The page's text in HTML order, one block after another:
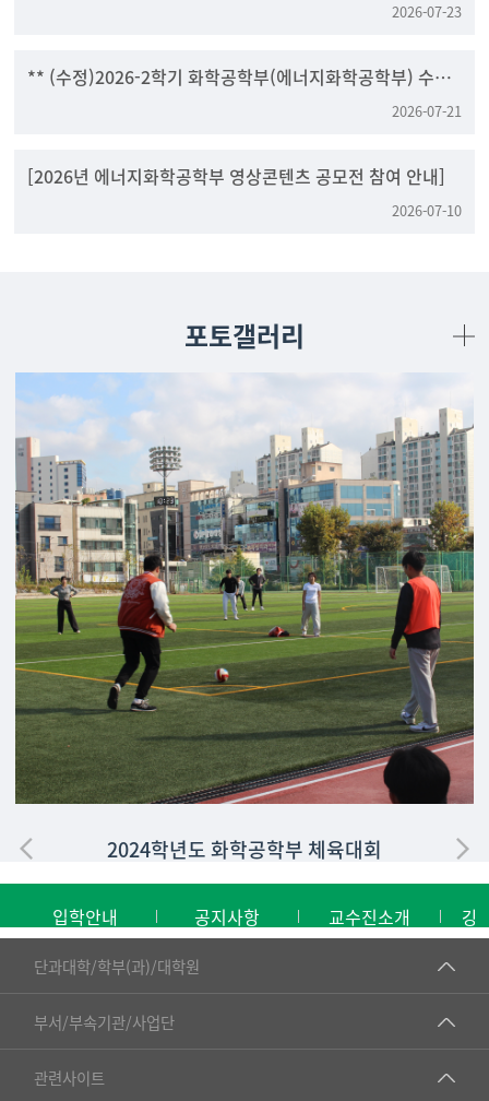
2026-07-23
** (수정)2026-2학기 화학공학부(에너지화학공학부) 수강
2026-07-21
[2026년 에너지화학공학부 영상콘텐츠 공모전 참여 안내]
2026-07-10
포토갤러리
2024학년도 화학공학부 체육대회
입학안내 공지사항 교수진소개 강
단과대학/학부(과)/대학원
■인문대학
▷국어국문학부
▷일본어·일본학과
부서/부속기관/사업단
공동기기센터
공학교육혁신센터
관련사이트
건강가정지원센터